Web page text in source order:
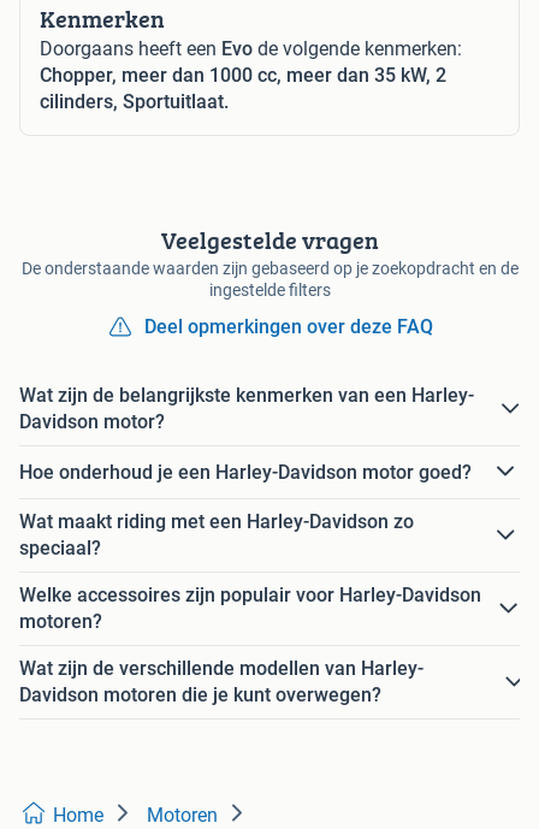
Kenmerken
Doorgaans heeft een Evo de volgende kenmerken:
Chopper, meer dan 1000 cc, meer dan 35 kW, 2
cilinders, Sportuitlaat.
Veelgestelde vragen
De onderstaande waarden zijn gebaseerd op je zoekopdracht en de
ingestelde filters
Deel opmerkingen over deze FAQ
Wat zijn de belangrijkste kenmerken van een Harley-
Davidson motor?
Hoe onderhoud je een Harley-Davidson motor goed?
Wat maakt riding met een Harley-Davidson zo
speciaal?
Welke accessoires zijn populair voor Harley-Davidson
motoren?
Wat zijn de verschillende modellen van Harley-
Davidson motoren die je kunt overwegen?
Home Motoren